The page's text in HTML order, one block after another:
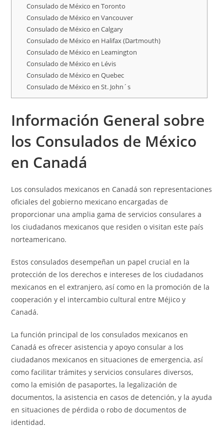
Consulado de México en Toronto
Consulado de México en Vancouver
Consulado de México en Calgary
Consulado de México en Halifax (Dartmouth)
Consulado de México en Leamington
Consulado de México en Lévis
Consulado de México en Quebec
Consulado de México en St. John´s
Información General sobre
los Consulados de México
en Canadá
Los consulados mexicanos en Canadá son representaciones
oficiales del gobierno mexicano encargadas de
proporcionar una amplia gama de servicios consulares a
los ciudadanos mexicanos que residen o visitan este país
norteamericano.
Estos consulados desempeñan un papel crucial en la
protección de los derechos e intereses de los ciudadanos
mexicanos en el extranjero, así como en la promoción de la
cooperación y el intercambio cultural entre Méjico y
Canadá.
La función principal de los consulados mexicanos en
Canadá es ofrecer asistencia y apoyo consular a los
ciudadanos mexicanos en situaciones de emergencia, así
como facilitar trámites y servicios consulares diversos,
como la emisión de pasaportes, la legalización de
documentos, la asistencia en casos de detención, y la ayuda
en situaciones de pérdida o robo de documentos de
identidad.